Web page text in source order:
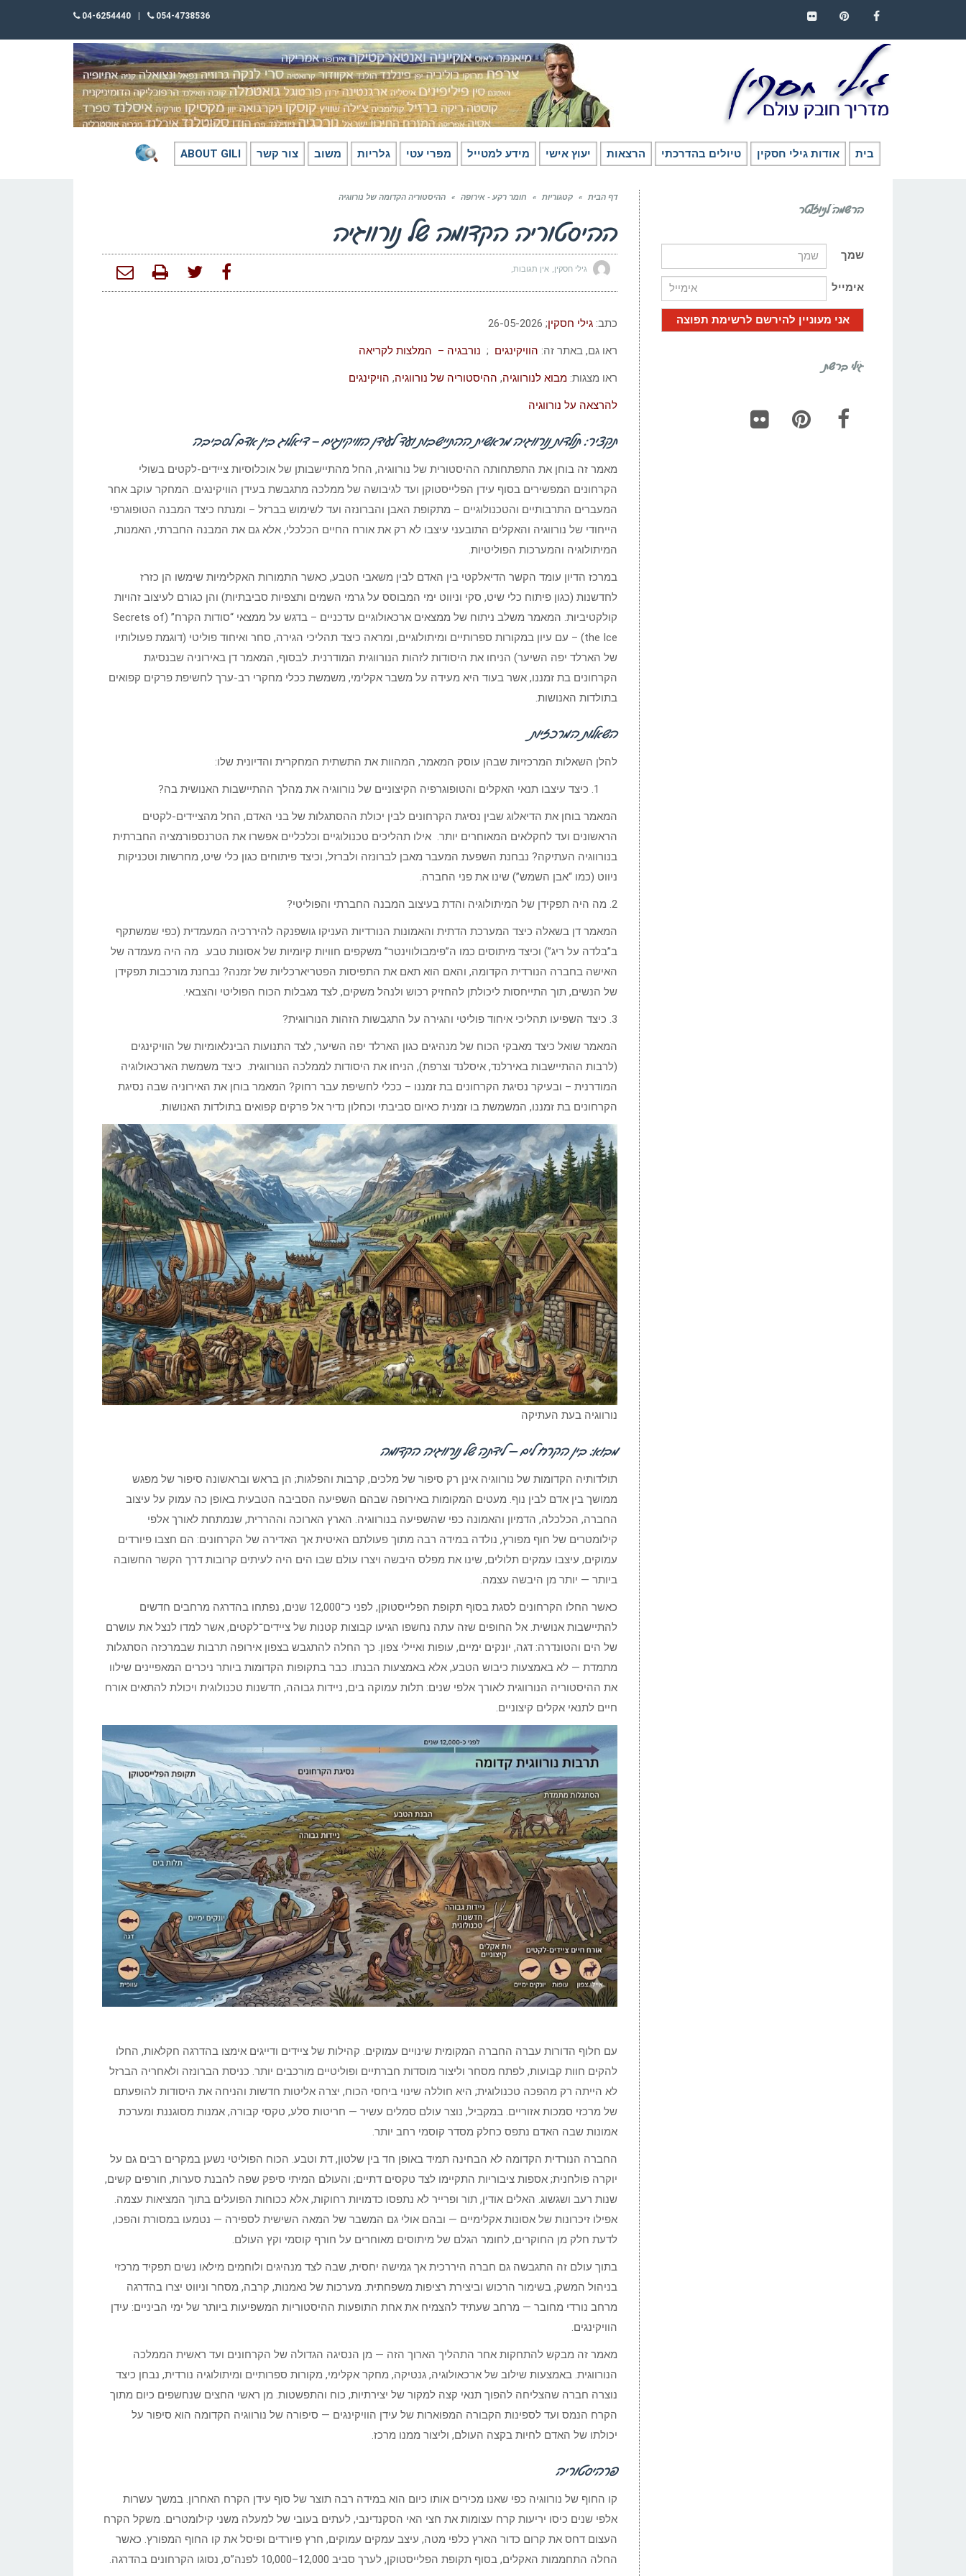
054-4738536
04-6254440
בית אודות גילי חסקין טיולים בהדרכתי הרצאות יעוץ אישי מידע למטייל מפרי עטי גלריות משוב צור קשר ABOUT GILI
דף הבית » קטגוריות » חומר רקע - אירופה » ההיסטוריה הקדומה של נורווגיה
ההיסטוריה הקדומה של נורווגיה
גילי חסקין אין תגובות
כתב: גילי חסקין; 26-05-2026
ראו גם, באתר זה: הוויקינגים ; נורבגיה – המלצות לקריאה
ראו מצגות: מבוא לנורווגיה, ההיסטוריה של נורווגיה, הויקינגים
להרצאה על נורווגיה
תקציר: תולדות נורווגיה מראשית ההתיישבות ועד לעידן הוויקינגים – דיאלוג בין אדם לסביבה
מאמר זה בוחן את התפתחותה ההיסטורית של נורווגיה, החל מהתיישבותן של אוכלוסיות ציידים-לקטים בשולי
הקרחונים המפשירים בסוף עידן הפלייסטוקן ועד לגיבושה של ממלכה מתגבשת בעידן הוויקינגים. המחקר עוקב אחר
המעברים התרבותיים והטכנולוגיים – מתקופת האבן והברונזה ועד לשימוש בברזל – ומנתח כיצד המבנה הטופוגרפי
הייחודי של נורווגיה והאקלים התובעני עיצבו לא רק את אורח החיים הכלכלי, אלא גם את המבנה החברתי, האמנות,
המיתולוגיה והמערכות הפוליטיות.
במרכז הדיון עומד הקשר הדיאלקטי בין האדם לבין משאבי הטבע, כאשר התמורות האקלימיות שימשו הן כזרז
לחדשנות (כגון פיתוח כלי שיט, סקי וניווט ימי המבוסס על גרמי השמים ותצפיות סביבתיות) והן כגורם לעיצוב זהויות
קולקטיביות. המאמר משלב ניתוח של ממצאים ארכאולוגיים עדכניים – בדגש על ממצאי “סודות הקרח” (Secrets of
the Ice) – עם עיון במקורות ספרותיים ומיתולוגיים, ומראה כיצד תהליכי הגירה, סחר ואיחוד פוליטי (דוגמת פעולותיו
של הארלד יפה השיער) הניחו את היסודות לזהות הנורווגית המודרנית. לבסוף, המאמר דן באירוניה שבנסיגת
הקרחונים בת זמננו, אשר בעוד היא מעידה על משבר אקלימי, משמשת ככלי מחקרי רב-ערך לחשיפת פרקים קפואים
בתולדות האנושות.
השאלות המרכזיות
להלן השאלות המרכזיות שבהן עוסק המאמר, המהוות את התשתית המחקרית והדיונית שלו:
כיצד עיצבו תנאי האקלים והטופוגרפיה הקיצוניים של נורווגיה את מהלך ההתיישבות האנושית בה?
המאמר בוחן את הדיאלוג שבין נסיגת הקרחונים לבין יכולת ההסתגלות של בני האדם, החל מהציידים-לקטים
הראשונים ועד לחקלאים המאוחרים יותר. אילו תהליכים טכנולוגיים וכלכליים אפשרו את הטרנספורמציה החברתית
בנורווגיה העתיקה? נבחנת השפעת המעבר מאבן לברונזה ולברזל, וכיצד פיתוחים כגון כלי שיט, מחרשות וטכניקות
ניווט (כמו “אבן השמש”) שינו את פני החברה.
2. מה היה תפקידן של המיתולוגיה והדת בעיצוב המבנה החברתי והפוליטי?
המאמר דן בשאלה כיצד המערכת הדתית והאמונות הנורדיות העניקו גושפנקה להיררכיה המעמדית (כפי שמשתקף
ב”בלדה על ריג”) וכיצד מיתוסים כמו ה”פימבולווינטר” משקפים חוויות קיומיות של אסונות טבע. מה היה מעמדה של
האישה בחברה הנורדית הקדומה, והאם הוא תאם את התפיסות הפטריארכליות של זמנה? נבחנת מורכבות תפקידן
של הנשים, תוך התייחסות ליכולתן להחזיק רכוש ולנהל משקים, לצד מגבלות הכוח הפוליטי והצבאי.
3. כיצד השפיעו תהליכי איחוד פוליטי והגירה על התגבשות הזהות הנורווגית?
המאמר שואל כיצד מאבקי הכוח של מנהיגים כגון הארלד יפה השיער, לצד התנועות הבינלאומיות של הוויקינגים
(לרבות ההתיישבות באירלנד, איסלנד וצרפת), הניחו את היסודות לממלכה הנורווגית. כיצד משמשת הארכאולוגיה
המודרנית – ובעיקר נסיגת הקרחונים בת זמננו – ככלי לחשיפת עבר רחוק? המאמר בוחן את האירוניה שבה נסיגת
הקרחונים בת זמננו, המשמשת בו זמנית כאיום סביבתי וכחלון נדיר אל פרקים קפואים בתולדות האנושות.
נורווגיה בעת העתיקה
מבוא: בין הקרח לים — לידתה של נורווגיה הקדומה
תולדותיה הקדומות של נורווגיה אינן רק סיפור של מלכים, קרבות והפלגות; הן בראש ובראשונה סיפור של מפגש
ממושך בין אדם לבין נוף. מעטים המקומות באירופה שבהם השפיעה הסביבה הטבעית באופן כה עמוק על עיצוב
החברה, הכלכלה, הדמיון והאמונה כפי שהשפיעה בנורווגיה. הארץ הארוכה וההררית, שנמתחת לאורך אלפי
קילומטרים של חוף מפורץ, נולדה במידה רבה מתוך פעולתם האיטית אך האדירה של הקרחונים: הם חצבו פיורדים
עמוקים, עיצבו עמקים תלולים, שינו את מפלס היבשה ויצרו עולם שבו הים היה לעיתים קרובות דרך הקשר החשובה
ביותר — יותר מן היבשה עצמה.
כאשר החלו הקרחונים לסגת בסוף תקופת הפלייסטוקן, לפני כ־12,000 שנים, נפתחו בהדרגה מרחבים חדשים
להתיישבות אנושית. אל החופים שזה עתה נחשפו הגיעו קבוצות קטנות של ציידים־לקטים, אשר למדו לנצל את עושרם
של הים והטונדרה: דגה, יונקים ימיים, עופות ואיילי צפון. כך החלה להתגבש בצפון אירופה תרבות שבמרכזה הסתגלות
מתמדת — לא באמצעות כיבוש הטבע, אלא באמצעות הבנתו. כבר בתקופות הקדומות ביותר ניכרים המאפיינים שילוו
את ההיסטוריה הנורווגית לאורך אלפי שנים: תלות עמוקה בים, ניידות גבוהה, חדשנות טכנולוגית ויכולת להתאים אורח
חיים לתנאי אקלים קיצוניים.
עם חלוף הדורות עברה החברה המקומית שינויים עמוקים. קהילות של ציידים ודייגים אימצו בהדרגה חקלאות, החלו
להקים חוות קבועות, לפתח מסחר וליצור מוסדות חברתיים ופוליטיים מורכבים יותר. כניסת הברונזה ולאחריה הברזל
לא הייתה רק מהפכה טכנולוגית; היא חוללה שינוי ביחסי הכוח, יצרה אליטות חדשות והניחה את היסודות להופעתם
של מרכזי סמכות אזוריים. במקביל, נוצר עולם סמלים עשיר — חריטות סלע, טקסי קבורה, אמנות מסוגננת ומערכת
אמונות שבה האדם נתפס כחלק מסדר קוסמי רחב יותר.
החברה הנורדית הקדומה לא הבחינה תמיד באופן חד בין שלטון, דת וטבע. הכוח הפוליטי נשען במקרים רבים גם על
יוקרה פולחנית; אספות ציבוריות התקיימו לצד טקסים דתיים; והעולם המיתי סיפק שפה להבנת סערות, חורפים קשים,
שנות רעב ושגשוג. האלים אודין, תור ופרייר לא נתפסו כדמויות רחוקות, אלא ככוחות הפועלים בתוך המציאות עצמה.
אפילו זיכרונות של אסונות אקלימיים — ובהם אולי גם המשבר של המאה השישית לספירה — נטמעו במסורת והפכו,
לדעת חלק מן החוקרים, לחומר הגלם של מיתוסים מאוחרים על חורף קוסמי וקץ העולם.
בתוך עולם זה התגבשה גם חברה היררכית אך גמישה יחסית, שבה לצד מנהיגים ולוחמים מילאו נשים תפקיד מרכזי
בניהול המשק, בשימור הרכוש וביצירת רציפות משפחתית. מערכות של נאמנות, קרבה, מסחר וניווט יצרו בהדרגה
מרחב נורדי מחובר — מרחב שעתיד להצמיח את אחת התופעות ההיסטוריות המשפיעות ביותר של ימי הביניים: עידן
הוויקינגים.
מאמר זה מבקש להתחקות אחר התהליך הארוך הזה — מן הנסיגה הגדולה של הקרחונים ועד ראשית הממלכה
הנורווגית. באמצעות שילוב של ארכאולוגיה, גנטיקה, מחקר אקלימי, מקורות ספרותיים ומיתולוגיה נורדית, נבחן כיצד
נוצרה חברה שהצליחה להפוך תנאי קצה למקור של יצירתיות, כוח והתפשטות. מן ראשי החצים שנחשפים כיום מתוך
הקרח הנמס ועד לספינות הקבורה המפוארות של עידן הוויקינגים — סיפורה של נורווגיה הקדומה הוא סיפור על
יכולתו של האדם לחיות בקצה העולם, וליצור ממנו מרכז.
פרהיסטוריה
קו החוף של נורווגיה כפי שאנו מכירים אותו כיום הוא במידה רבה תוצר של סוף עידן הקרח האחרון. במשך עשרות
אלפי שנים כיסו יריעות קרח עצומות את חצי האי הסקנדינבי, לעתים בעובי של למעלה משני קילומטרים. משקל הקרח
העצום דחס את קרום כדור הארץ כלפי מטה, עיצב עמקים עמוקים, חרץ פיורדים ופיסל את קו החוף המפורץ. כאשר
החלה התחממות האקלים, בסוף תקופת הפלייסטוקן, לערך סביב 12,000–10,000 לפנה”ס, נסוגו הקרחונים בהדרגה.
הרשמה לניוזלטר
שמך
אימייל
גילי ברשת